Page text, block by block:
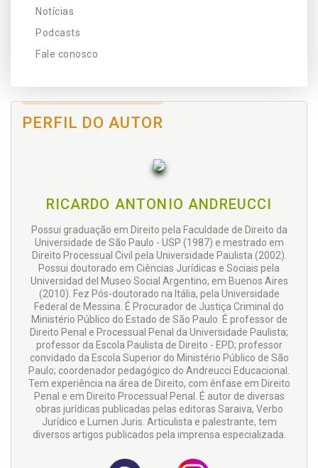
Notícias
Podcasts
Fale conosco
PERFIL DO AUTOR
RICARDO ANTONIO ANDREUCCI
Possui graduação em Direito pela Faculdade de Direito da
Universidade de São Paulo - USP (1987) e mestrado em
Direito Processual Civil pela Universidade Paulista (2002).
Possui doutorado em Ciências Jurídicas e Sociais pela
Universidad del Museo Social Argentino, em Buenos Aires
(2010). Fez Pós-doutorado na Itália, pela Universidade
Federal de Messina. É Procurador de Justiça Criminal do
Ministério Público do Estado de São Paulo. É professor de
Direito Penal e Processual Penal da Universidade Paulista;
professor da Escola Paulista de Direito - EPD; professor
convidado da Escola Superior do Ministério Público de São
Paulo; coordenador pedagógico do Andreucci Educacional.
Tem experiência na área de Direito, com ênfase em Direito
Penal e em Direito Processual Penal. É autor de diversas
obras jurídicas publicadas pelas editoras Saraiva, Verbo
Jurídico e Lumen Juris. Articulista e palestrante, tem
diversos artigos publicados pela imprensa especializada.